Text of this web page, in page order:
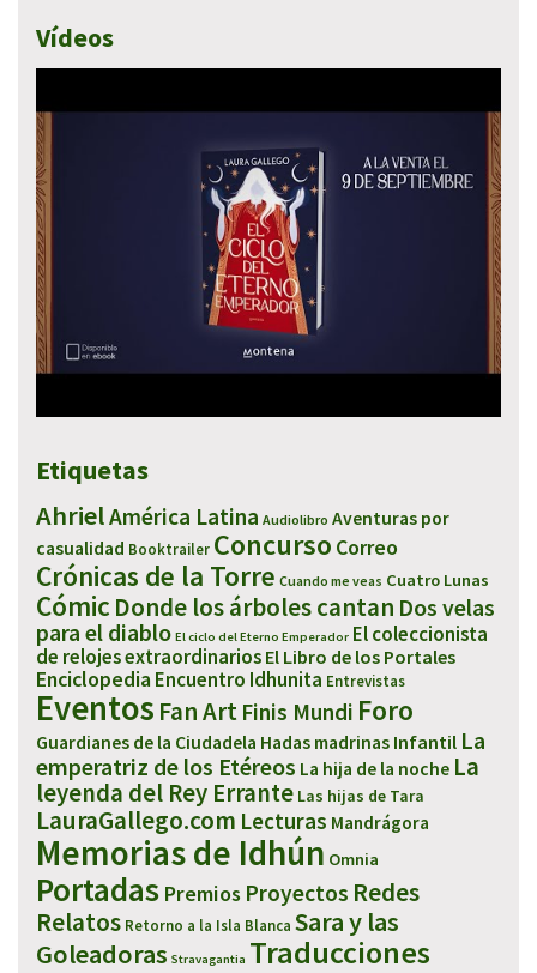
Vídeos
Etiquetas
AhrielAmérica Latina Audiolibro Aventuras por
casualidad Booktrailer Concurso Correo
Crónicas de la Torre Cuando me veas Cuatro Lunas
Cómic Donde los árboles cantan Dos velas
para el diablo El ciclo del Eterno Emperador El coleccionista
de relojes extraordinarios El Libro de los Portales
Enciclopedia Encuentro Idhunita Entrevistas
Eventos Fan Art Finis Mundi Foro
Guardianes de la Ciudadela Hadas madrinas Infantil La
emperatriz de los Etéreos La hija de la noche La
leyenda del Rey Errante Las hijas de Tara
LauraGallego.com Lecturas Mandrágora
Memorias de Idhún Omnia
Portadas Premios Proyectos Redes
Relatos Retorno a la Isla Blanca Sara y las
Goleadoras Stravagantia Traducciones